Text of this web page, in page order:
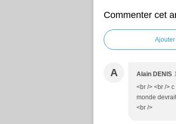
Commenter cet
A Alain DENIS
<br /> <br />
monde
<br />